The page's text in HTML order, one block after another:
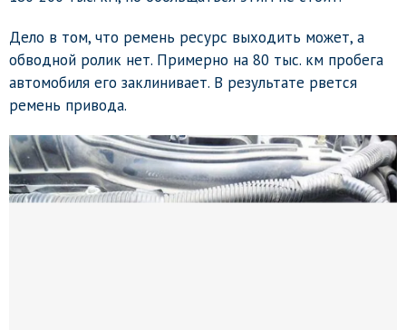
Дело в том, что ремень ресурс выходить может, а
обводной ролик нет. Примерно на 80 тыс. км пробега
автомобиля его заклинивает. В результате рвется
ремень привода.